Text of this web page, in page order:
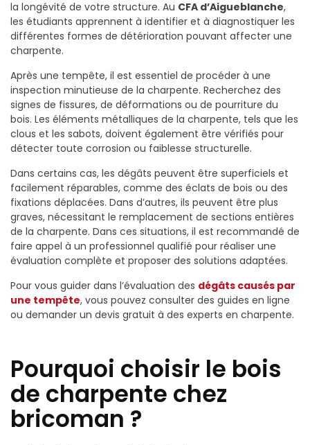
la longévité de votre structure. Au CFA d’Aigueblanche,
les étudiants apprennent à identifier et à diagnostiquer les
différentes formes de détérioration pouvant affecter une
charpente.
Après une tempête, il est essentiel de procéder à une
inspection minutieuse de la charpente. Recherchez des
signes de fissures, de déformations ou de pourriture du
bois. Les éléments métalliques de la charpente, tels que les
clous et les sabots, doivent également être vérifiés pour
détecter toute corrosion ou faiblesse structurelle.
Dans certains cas, les dégâts peuvent être superficiels et
facilement réparables, comme des éclats de bois ou des
fixations déplacées. Dans d’autres, ils peuvent être plus
graves, nécessitant le remplacement de sections entières
de la charpente. Dans ces situations, il est recommandé de
faire appel à un professionnel qualifié pour réaliser une
évaluation complète et proposer des solutions adaptées.
Pour vous guider dans l’évaluation des dégâts causés par
une tempête, vous pouvez consulter des guides en ligne
ou demander un devis gratuit à des experts en charpente.
Pourquoi choisir le bois
de charpente chez
bricoman ?